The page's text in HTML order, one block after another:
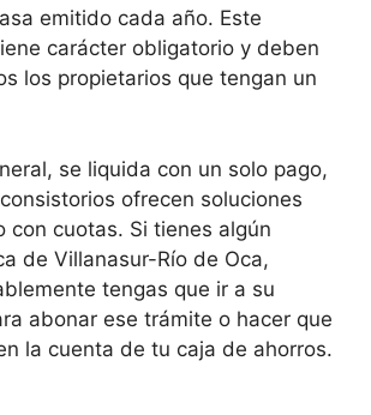
emitido cada año. Este
carácter obligatorio y deben
los propietarios que tengan un
se liquida con un solo pago,
ofrecen soluciones
con cuotas. Si tienes algún
de Villanasur-Río de Oca,
tengas que ir a su
abonar ese trámite o hacer que
la cuenta de tu caja de ahorros.